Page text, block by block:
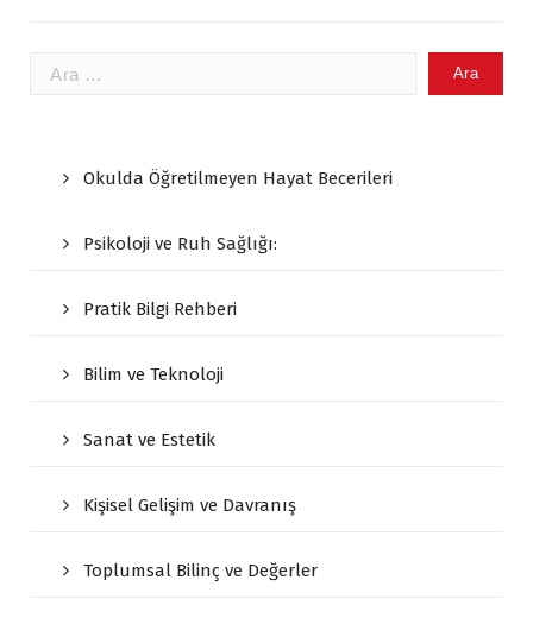
Arama:
Okulda Öğretilmeyen Hayat Becerileri
Psikoloji ve Ruh Sağlığı:
Pratik Bilgi Rehberi
Bilim ve Teknoloji
Sanat ve Estetik
Kişisel Gelişim ve Davranış
Toplumsal Bilinç ve Değerler